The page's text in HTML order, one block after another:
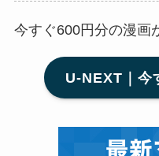
今すぐ600円分の漫画
U-NEXT｜今